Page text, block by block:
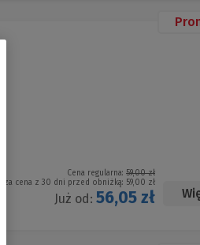
Cena regularna: 59,00 zł
cena z 30 dni przed obniżką: 59,00 zł
Już od: 56,05 zł